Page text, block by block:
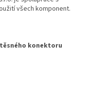
všech komponent.
konektoru